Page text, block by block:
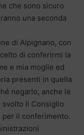
che sono sicuro
una seconda
di Alpignano, con
di conferirmi la
e mia moglie ed
presenti in quella
negarlo, anche le
svolto il Consiglio
per il conferimento.